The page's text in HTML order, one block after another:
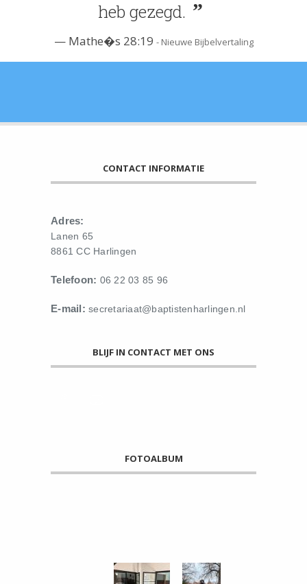
heb gezegd.
Mathe�s 28:19 - Nieuwe Bijbelvertaling
CONTACT INFORMATIE
Adres:
Lanen 65
8861 CC Harlingen
Telefoon: 06 22 03 85 96
E-mail: secretariaat@baptistenharlingen.nl
BLIJF IN CONTACT MET ONS
FOTOALBUM